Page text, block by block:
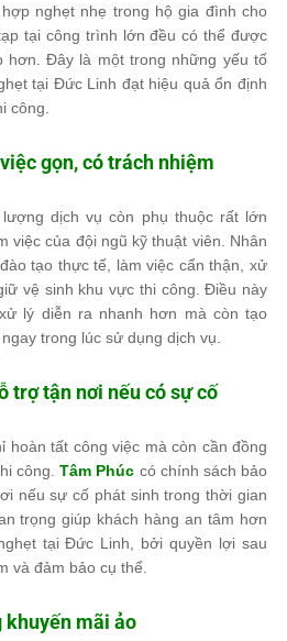
nghẹt nhẹ trong hộ gia đình cho
tại công trình lớn đều có thể được
hơn. Đây là một trong những yếu tố
tại Đức Linh đạt hiệu quả ổn định
công.
gọn, có trách nhiệm
dịch vụ còn phụ thuộc rất lớn
việc của đội ngũ kỹ thuật viên. Nhân
tạo thực tế, làm việc cẩn thận, xử
vệ sinh khu vực thi công. Điều này
lý diễn ra nhanh hơn mà còn tạo
trong lúc sử dụng dịch vụ.
trợ tận nơi nếu có sự cố
hoàn tất công việc mà còn cần đồng
công.Tâm Phúc có chính sách bảo
nếu sự cố phát sinh trong thời gian
trọng giúp khách hàng an tâm hơn
tại Đức Linh, bởi quyền lợi sau
và đảm bảo cụ thể.
khuyến mãi ảo